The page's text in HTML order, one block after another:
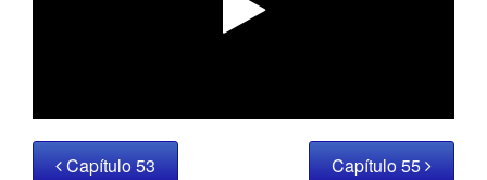
Capítulo 53 Capítulo 55